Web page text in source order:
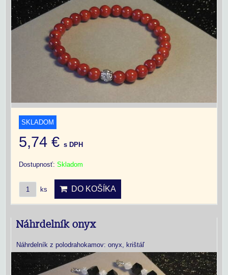
SKLADOM
5,74 € s DPH
Dostupnosť: Skladom
ks DO KOŠÍKA
Náhrdelník onyx
Náhrdelník z polodrahokamov: onyx, krištáľ